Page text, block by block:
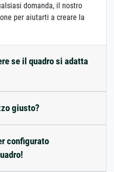
domanda, il nostro
per aiutarti a creare la
se il quadro si adatta
giusto?
configurato